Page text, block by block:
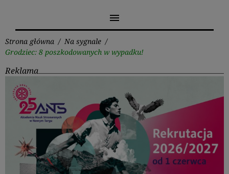
menu
Strona główna / Na sygnale /
Grodziec: 8 poszkodowanych w wypadku!
Reklama